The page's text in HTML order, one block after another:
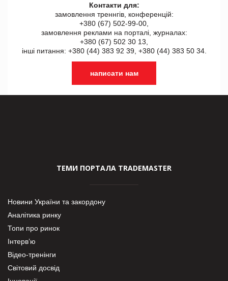
Контакти для:
замовлення треннгів, конференцій:
+380 (67) 502-99-00,
замовлення реклами на порталі, журналах:
+380 (67) 502 30 13,
інші питання: +380 (44) 383 92 39, +380 (44) 383 50 34.
написати нам
ТЕМИ ПОРТАЛА TRADEMASTER
Новини України та закордону
Аналітика ринку
Топи про ринок
Інтерв’ю
Відео-тренінги
Світовий досвід